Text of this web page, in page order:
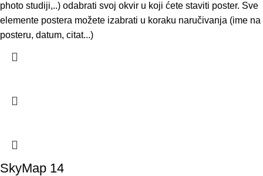
photo studiji,..) odabrati svoj okvir u koji ćete staviti poster. Sve
elemente postera možete izabrati u koraku naručivanja (ime na
posteru, datum, citat...)
SkyMap 14